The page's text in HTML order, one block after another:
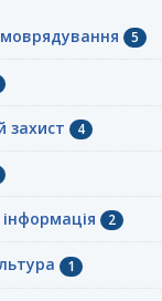
5
захист 4
2
1